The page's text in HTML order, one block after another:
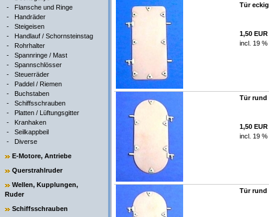
- Flansche und Ringe
- Handräder
- Steigeisen
- Handlauf / Schornsteinstag
- Rohrhalter
- Spannringe / Mast
- Spannschlösser
- Steuerräder
- Paddel / Riemen
- Buchstaben
- Schiffsschrauben
- Platten / Lüftungsgitter
- Kranhaken
- Seilkappbeil
- Diverse
E-Motore, Antriebe
Querstrahlruder
Wellen, Kupplungen,
Ruder
Schiffsschrauben
Tür
1,50 EUR
incl. 19
Tür rund
1,50 EUR
incl. 19
Tür rund